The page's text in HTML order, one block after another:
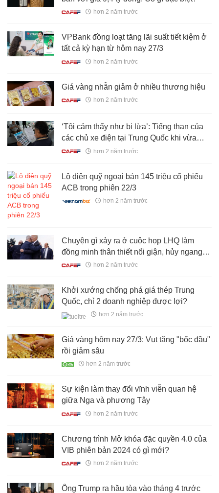
hơn 2 năm trước
VPBank đồng loạt tăng lãi suất tiết kiệm ở
tất cả kỳ hạn từ hôm nay 27/3
hơn 2 năm trước
Giá vàng nhẫn giảm ở nhiều thương hiệu
hơn 2 năm trước
‘Tôi cảm thấy như bị lừa’: Tiếng than của
các chủ xe điện tại Trung Quốc khi vừa
mua xe đã mất giá, công ty cạn vốn hoạt
hơn 2 năm trước
Lộ diện quỹ ngoại bán 145 triệu cổ phiếu
ACB trong phiên 22/3
hơn 2 năm trước
Chuyện gì xảy ra ở cuộc họp LHQ làm
đồng minh thân thiết nổi giận, hủy ngang
chuyến thăm Mỹ?
hơn 2 năm trước
Khởi xướng chống phá giá thép Trung
Quốc, chỉ 2 doanh nghiệp được lợi?
hơn 2 năm trước
Giá vàng hôm nay 27/3: Vụt tăng "bốc đầu"
rồi giảm sâu
hơn 2 năm trước
Sự kiện làm thay đổi vĩnh viễn quan hệ
giữa Nga và phương Tây
hơn 2 năm trước
Chương trình Mở khóa đặc quyền 4.0 của
VIB phiên bản 2024 có gì mới?
hơn 2 năm trước
Ông Trump ra hầu tòa vào tháng 4 trước